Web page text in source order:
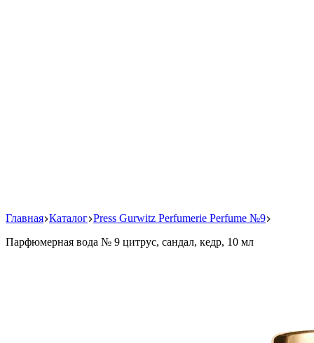
Главная Каталог Press Gurwitz Perfumerie Perfume №9
Парфюмерная вода № 9 цитрус, сандал, кедр, 10 мл